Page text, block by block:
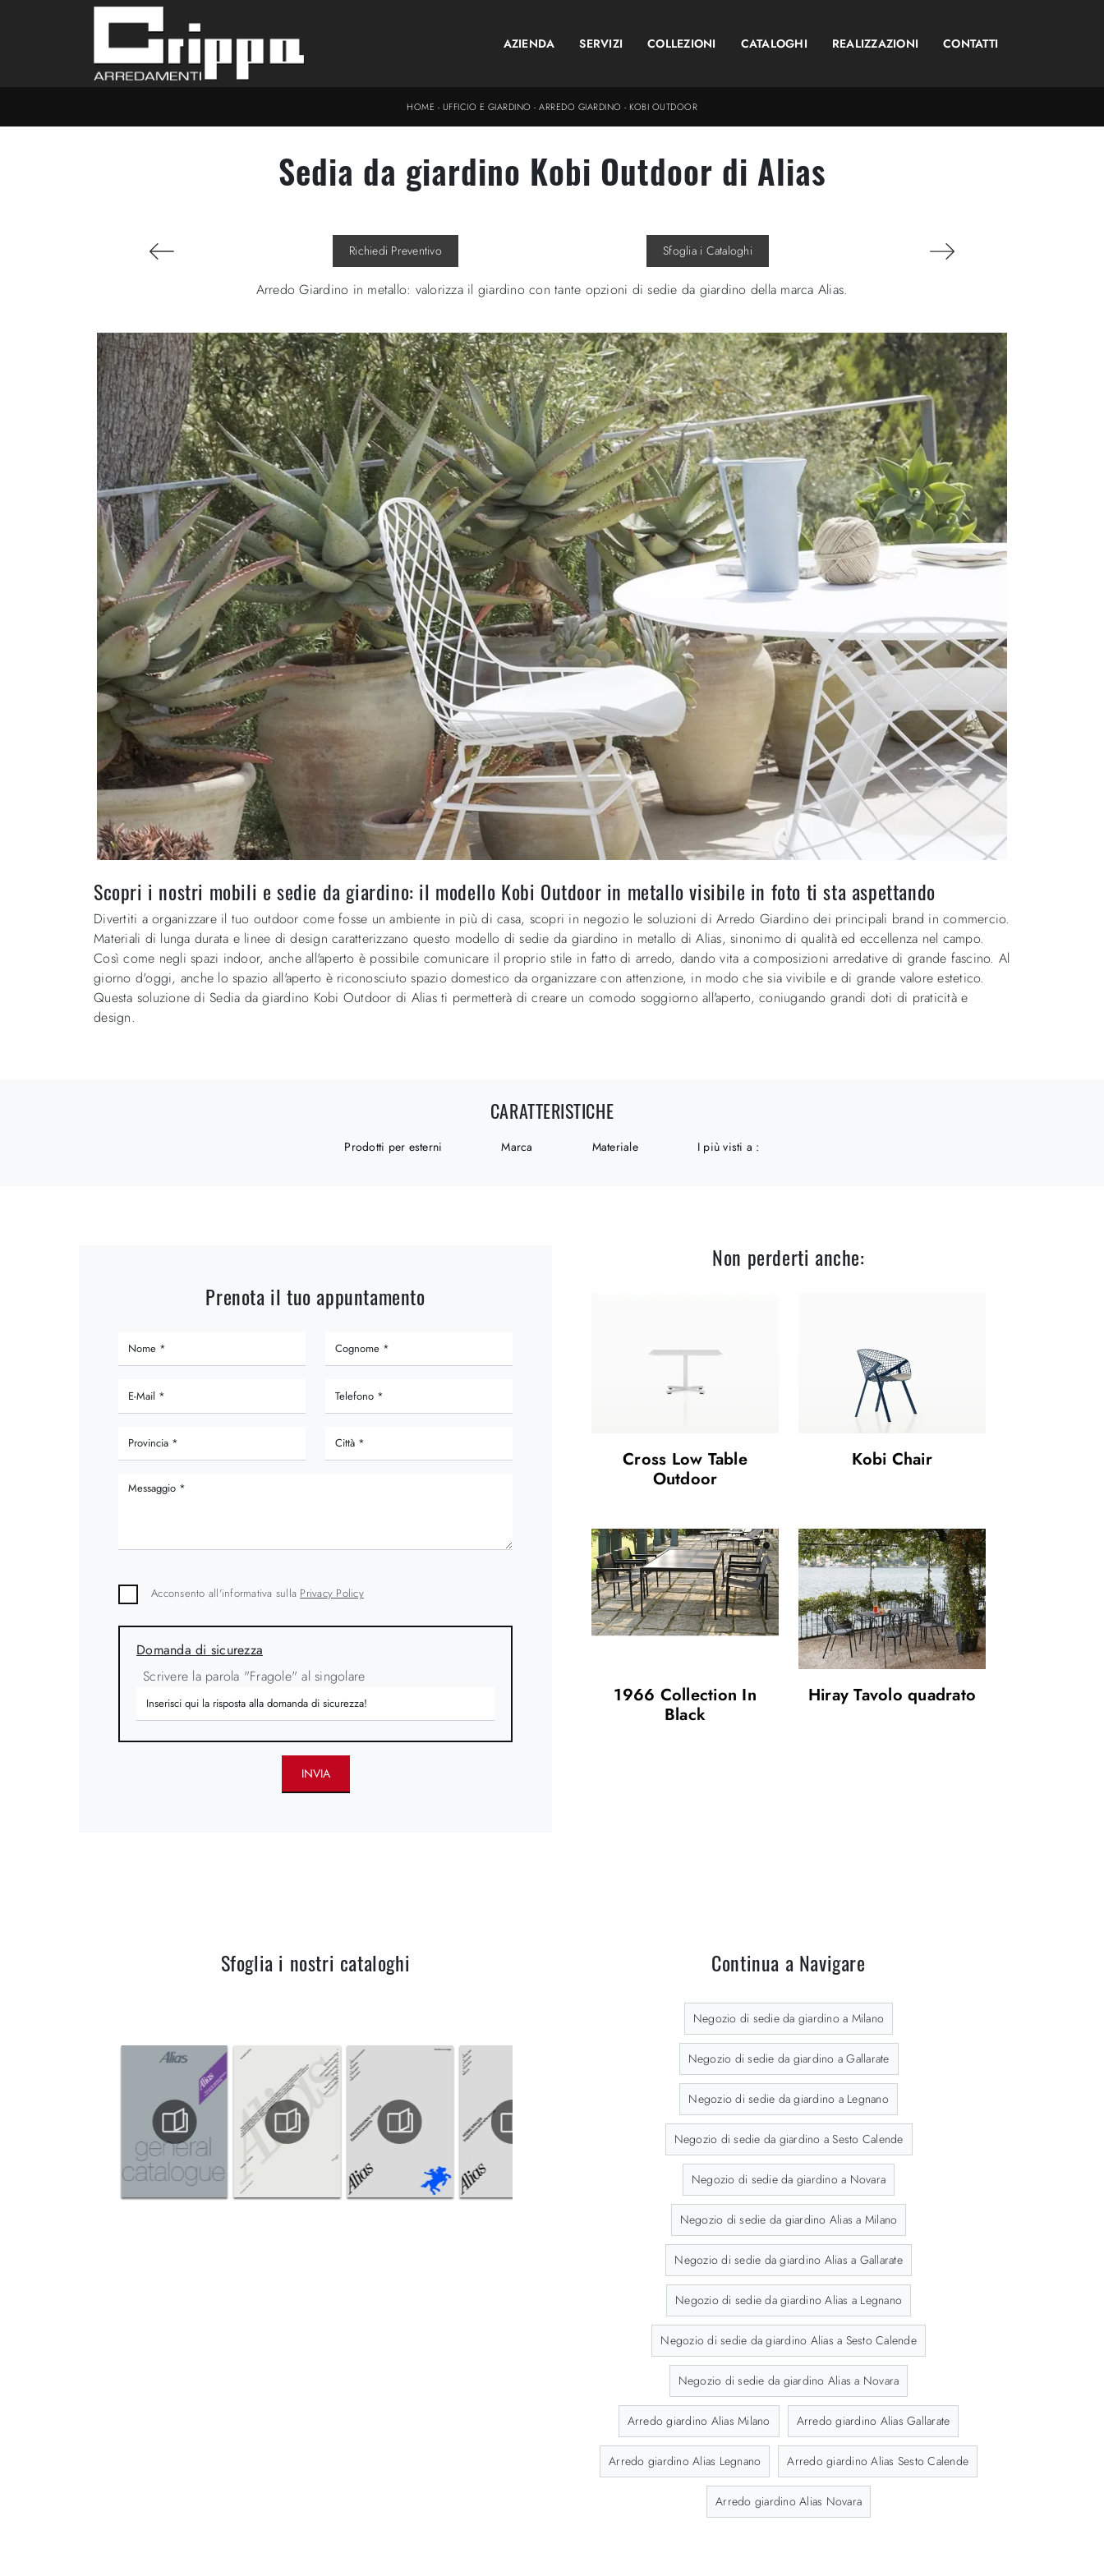
AZIENDA SERVIZI COLLEZIONI CATALOGHI REALIZZAZIONI CONTATTI
HOME -UFFICIO E GIARDINO -ARREDO GIARDINO - KOBI OUTDOOR
Sedia da giardino Kobi Outdoor di Alias
Richiedi Preventivo Sfoglia i Cataloghi
Arredo Giardino in metallo: valorizza il giardino con tante opzioni di sedie da giardino della marca Alias.
Scopri i nostri mobili e sedie da giardino: il modello Kobi Outdoor in metallo visibile in foto ti sta aspettando
Divertiti a organizzare il tuo outdoor come fosse un ambiente in più di casa, scopri in negozio le soluzioni di Arredo Giardino dei principali brand in commercio.
Materiali di lunga durata e linee di design caratterizzano questo modello di sedie da giardino in metallo di Alias, sinonimo di qualità ed eccellenza nel campo.
Così come negli spazi indoor, anche all'aperto è possibile comunicare il proprio stile in fatto di arredo, dando vita a composizioni arredative di grande fascino. Al
giorno d'oggi, anche lo spazio all'aperto è riconosciuto spazio domestico da organizzare con attenzione, in modo che sia vivibile e di grande valore estetico.
Questa soluzione di Sedia da giardino Kobi Outdoor di Alias ti permetterà di creare un comodo soggiorno all'aperto, coniugando grandi doti di praticità e
design.
CARATTERISTICHE
Prodotti per esterni Marca Materiale I più visti a :
Prenota il tuo appuntamento
Acconsento all'informativa sulla Privacy Policy
Domanda di sicurezza
Scrivere la parola "Fragole" al singolare
INVIA
Non perderti anche:
Cross Low Table
Outdoor
Kobi Chair
1966 Collection In
Black
Hiray Tavolo quadrato
Sfoglia i nostri cataloghi Continua a Navigare
Negozio di sedie da giardino a Milano
Negozio di sedie da giardino a Gallarate
Negozio di sedie da giardino a Legnano
Negozio di sedie da giardino a Sesto Calende
Negozio di sedie da giardino a Novara
Negozio di sedie da giardino Alias a Milano
Negozio di sedie da giardino Alias a Gallarate
Negozio di sedie da giardino Alias a Legnano
Negozio di sedie da giardino Alias a Sesto Calende
Negozio di sedie da giardino Alias a Novara
Arredo giardino Alias Milano Arredo giardino Alias Gallarate
Arredo giardino Alias Legnano Arredo giardino Alias Sesto Calende
Arredo giardino Alias Novara